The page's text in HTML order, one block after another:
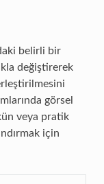
belirli bir
değiştirerek
görsel
veya pratik
için